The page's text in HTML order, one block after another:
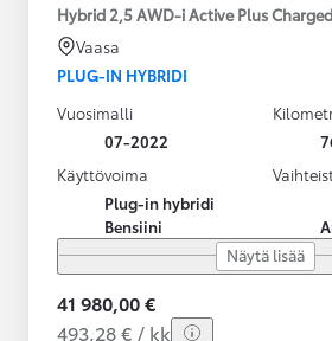
Hybrid 2,5 AWD-i Active Plus
Vaasa
PLUG-IN HYBRIDI
Vuosimalli
07-2022
Käyttövoima
Plug-in hybridi
Bensiini
Näytä lisää
41 980,00 €
493,28 € / kk